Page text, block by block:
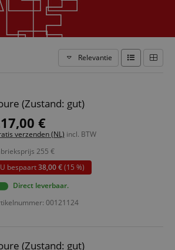
Relevantie
(Zustand: gut)
€
verzenden (NL) incl. BTW
255 €
U bespaart38,00 €(15 %)
Direct leverbaar.
00121124
(Zustand: gut)